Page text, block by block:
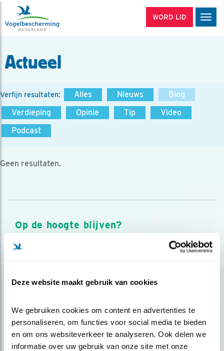
Deze website maakt gebruik van cookies
We gebruiken cookies om content en advertenties te
personaliseren, om functies voor social media te bieden
en om ons websiteverkeer te analyseren. Ook delen we
informatie over uw gebruik van onze site met onze
WORD LID
Actueel
Verfijn resultaten: Alles Nieuws
Blog
Verdieping
Opinie Tip
Video
Podcast
Geen resultaten.
Op de hoogte blijven?
Meld je aan en ontvang nieuws, inspiratie, acties en tips
over vogels en activiteiten van Vogelbescherming.